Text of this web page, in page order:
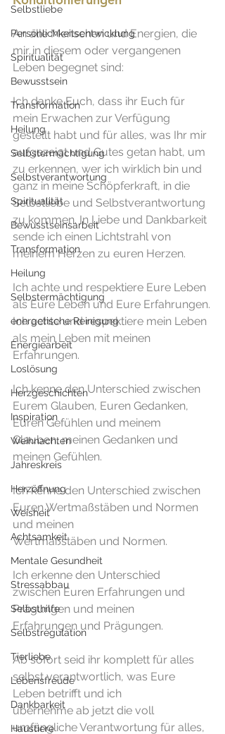
Selbstliebe
Persönlichkeitsentwicklung
Spiritualität
Bewusstsein
Transformation
Heilung
Selbstermächtigung
Selbstverantwortung
Spiritualität
Bewusstseinsarbeit
Transformation
Heilung
Selbstermächtigung
energetische Reinigung
Energiearbeit
Loslösung
Herzgeschichten
Inspiration
Weihnachten
Jahreskreis
Herzöffnung
Weisheit
Achtsamkeit
Mentale Gesundheit
Stressabbau
Selbsthilfe
Selbstregulation
Tierliebe
Lebensfreude
Dankbarkeit
Haustiere
An alle Menschen und Energien, die
mir in diesem oder vergangenen
Leben begegnet sind:
Ich danke Euch, dass ihr Euch für
mein Erwachen zur Verfügung
gestellt habt und für alles, was Ihr mir
aufgezeigt und Gutes getan habt, um
zu erkennen, wer ich wirklich bin und
ganz in meine Schöpferkraft, in die
Selbstliebe und Selbstverantwortung
zu kommen. In Liebe und Dankbarkeit
sende ich einen Lichtstrahl von
meinem Herzen zu euren Herzen.
Ich achte und respektiere Eure Leben
als Eure Leben und Eure Erfahrungen.
Ich achte und respektiere mein Leben
als mein Leben mit meinen
Erfahrungen.
Ich kenne den Unterschied zwischen
Eurem Glauben, Euren Gedanken,
Euren Gefühlen und meinem
Glauben, meinen Gedanken und
meinen Gefühlen.
Ich kenne den Unterschied zwischen
Euren Wertmaßstäben und Normen
und meinen
Wertmaßstäben und Normen.
Ich erkenne den Unterschied
zwischen Euren Erfahrungen und
Prägungen und meinen
Erfahrungen und Prägungen.
Ab sofort seid ihr komplett für alles
selbst verantwortlich, was Eure
Leben betrifft und ich
übernehme ab jetzt die voll
umfängliche Verantwortung für alles,